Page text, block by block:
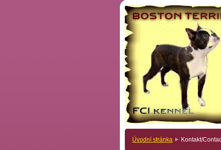
Úvodní stránka Kontakt/